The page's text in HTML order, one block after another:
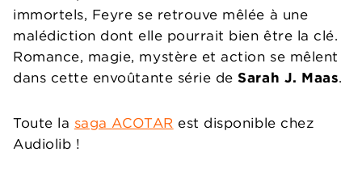
immortels, Feyre se retrouve mêlée à une
malédiction dont elle pourrait bien être la clé.
Romance, magie, mystère et action se mêlent
dans cette envoûtante série deSarah J. Maas.
Toute la saga ACOTAR est disponible chez
Audiolib !